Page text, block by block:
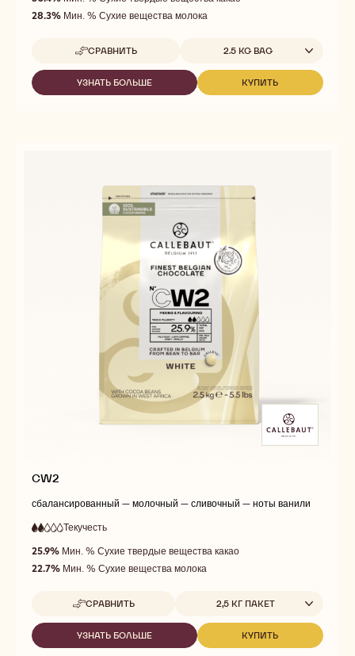
of
5
28.3% Мин. % Сухие вещества молока
СРАВНИТЬ
-
GOLD
Доступные размеры
2.5 KG BAG
УЗНАТЬ БОЛЬШЕ
-
КУПИТЬ
-
CW2
сбалансированный — молочный — сливочный — ноты ванили
2
out
of
5
Текучесть
текучесть
25.9% Мин. % Сухие твердые вещества какао
22.7% Мин. % Сухие вещества молока
СРАВНИТЬ
-
CW2
Доступные размеры
2,5 КГ ПАКЕТ
УЗНАТЬ БОЛЬШЕ
-
КУПИТЬ
-